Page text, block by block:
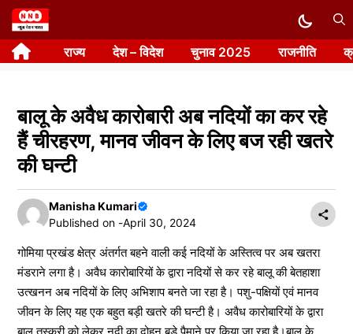
Skip
to
content राज्य देश – विदेश चुनाव 2025 राजनीति
बालू के अवैध कारोबारी अब नदियों का कर रहे
हैं चीरहरण, मानव जीवन के लिए बज रही खतरे
की घन्टी
Manisha Kumari
Published on -April 30, 2024
गोमिया प्रखंड क्षेत्र अंतर्गत बहने वाली कई नदियों के अस्तित्व पर अब खतरा
मंडराने लगा है। अवैध कारोबारियों के द्वारा नदियों से कर रहे बालू की बेतहाशा
उत्खनन अब नदियों के लिए अभिशाप बनते जा रहा है। पशु-पक्षियों एवं मानव
जीवन के लिए यह एक बहुत बड़ी खतरे की घन्टी है। अवैध कारोबारियों के द्वारा